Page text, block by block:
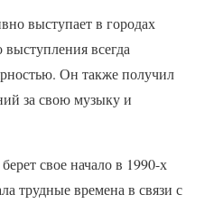
выступает в городах
всегда
Он также получил
за свою музыку и
свое начало в 1990-х
трудные времена в связи с